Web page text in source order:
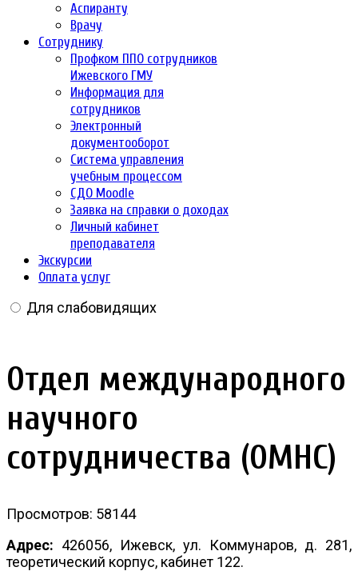
Аспиранту
Врачу
Сотруднику
Профком ППО сотрудников
Ижевского ГМУ
Информация для
сотрудников
Электронный
документооборот
Система управления
учебным процессом
СДО Moodle
Заявка на справки о доходах
Личный кабинет
преподавателя
Экскурсии
Оплата услуг
Для слабовидящих
Отдел международного
научного
сотрудничества (ОМНС)
Просмотров: 58144
Адрес: 426056, Ижевск, ул. Коммунаров, д. 281,
теоретический корпус, кабинет 122.